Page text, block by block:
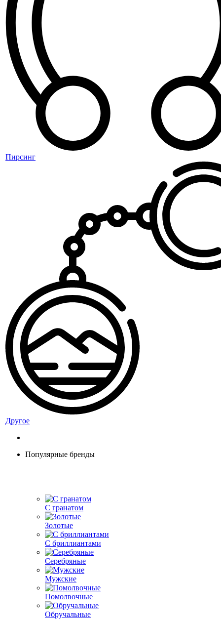
Пирсинг
Другое
Популярные бренды
С гранатом
Золотые
С бриллиантами
Серебряные
Мужские
Помолвочные
Обручальные